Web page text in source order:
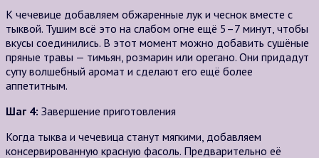
К чечевице добавляем обжаренные лук и чеснок вместе с
тыквой. Тушим всё это на слабом огне ещё 5–7 минут, чтобы
вкусы соединились. В этот момент можно добавить сушёные
пряные травы — тимьян, розмарин или орегано. Они придадут
супу волшебный аромат и сделают его ещё более
аппетитным.
Шаг 4: Завершение приготовления
Когда тыква и чечевица станут мягкими, добавляем
консервированную красную фасоль. Предварительно её